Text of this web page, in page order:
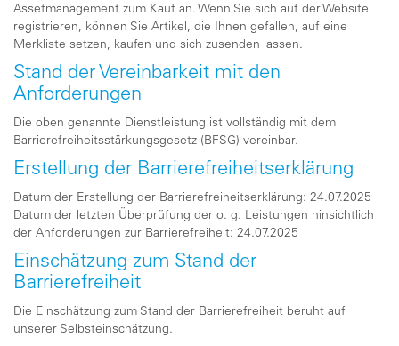
Assetmanagement zum Kauf an. Wenn Sie sich auf der Website
registrieren, können Sie Artikel, die Ihnen gefallen, auf eine
Merkliste setzen, kaufen und sich zusenden lassen.
Stand der Vereinbarkeit mit den
Anforderungen
Die oben genannte Dienstleistung ist vollständig mit dem
Barrierefreiheitsstärkungsgesetz (BFSG) vereinbar.
Erstellung der Barrierefreiheitserklärung
Datum der Erstellung der Barrierefreiheitserklärung: 24.07.2025
Datum der letzten Überprüfung der o. g. Leistungen hinsichtlich
der Anforderungen zur Barrierefreiheit: 24.07.2025
Einschätzung zum Stand der
Barrierefreiheit
Die Einschätzung zum Stand der Barrierefreiheit beruht auf
unserer Selbsteinschätzung.